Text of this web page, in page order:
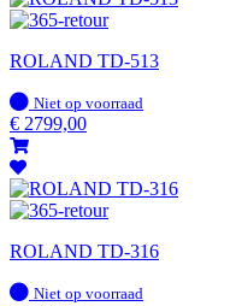
ROLAND TD-513
Op
voorraad
Niet op voorraad
€ 2799,00
ROLAND TD-316
Op
Niet op voorraad